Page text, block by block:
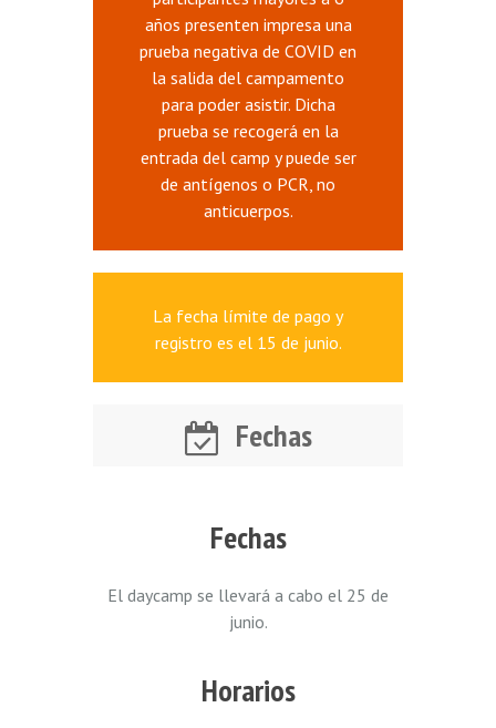
años presenten impresa una
prueba negativa de COVID en
la salida del campamento
para poder asistir. Dicha
prueba se recogerá en la
entrada del camp y puede ser
de antígenos o PCR, no
anticuerpos.
La fecha límite de pago y
registro es el 15 de junio.
Fechas
Fechas
El daycamp se llevará a cabo el 25 de
junio.
Horarios